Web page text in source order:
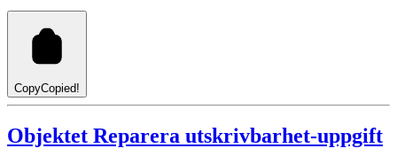
CopyCopied!
Objektet Reparera utskrivbarhet-uppgift